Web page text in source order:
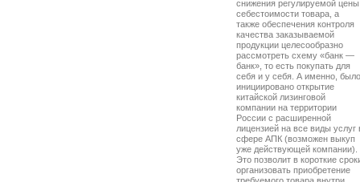
снижения регулируемой
себестоимости товара, а
также обеспечения контроля
качества заказываемой
продукции целесообразно
рассмотреть схему «банк —
банк», то есть покупать для
себя и у себя. А именно, было
инициировано открытие
китайской лизинговой
компании на территории
России с расширенной
лицензией на все виды услуг
сфере АПК (возможен выкуп
уже действующей компании).
Это позволит в короткие
организовать приобретение